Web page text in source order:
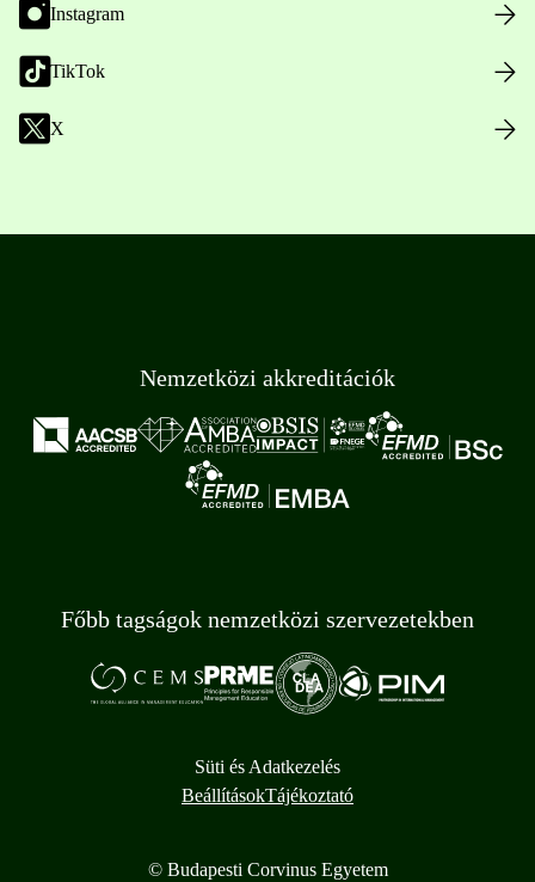
Instagram
TikTok
X
Nemzetközi akkreditációk
Főbb tagságok nemzetközi szervezetekben
Süti és Adatkezelés
BeállításokTájékoztató
© Budapesti Corvinus Egyetem